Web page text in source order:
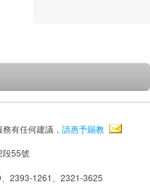
有任何建議， 請惠予賜教
段55號
2393-1261、2321-3625